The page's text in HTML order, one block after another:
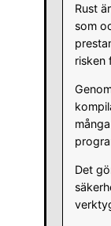
Rust
som
risken
Det